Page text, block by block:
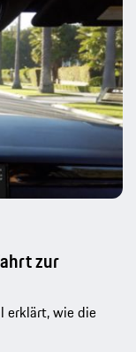
zur
erklärt, wie die